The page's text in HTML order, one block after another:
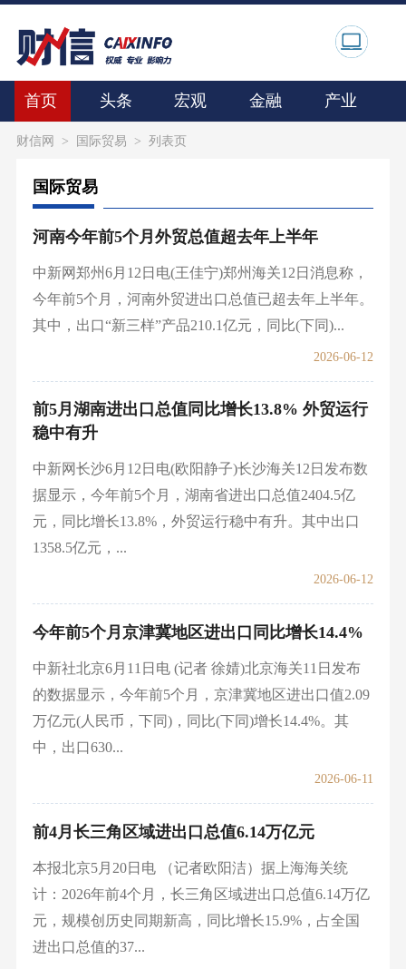
首页 头条 宏观 金融 产业
财信网 > 国际贸易 > 列表页
国际贸易
河南今年前5个月外贸总值超去年上半年
中新网郑州6月12日电(王佳宁)郑州海关12日消息称，
今年前5个月，河南外贸进出口总值已超去年上半年。
其中，出口“新三样”产品210.1亿元，同比(下同)...
2026-06-12
前5月湖南进出口总值同比增长13.8% 外贸运行
稳中有升
中新网长沙6月12日电(欧阳静子)长沙海关12日发布数
据显示，今年前5个月，湖南省进出口总值2404.5亿
元，同比增长13.8%，外贸运行稳中有升。其中出口
1358.5亿元，...
2026-06-12
今年前5个月京津冀地区进出口同比增长14.4%
中新社北京6月11日电 (记者 徐婧)北京海关11日发布
的数据显示，今年前5个月，京津冀地区进出口值2.09
万亿元(人民币，下同)，同比(下同)增长14.4%。其
中，出口630...
2026-06-11
前4月长三角区域进出口总值6.14万亿元
本报北京5月20日电 （记者欧阳洁）据上海海关统
计：2026年前4个月，长三角区域进出口总值6.14万亿
元，规模创历史同期新高，同比增长15.9%，占全国
进出口总值的37...